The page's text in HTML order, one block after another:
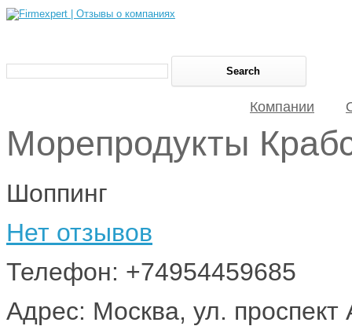
Компании
Морепродукты
Шоппинг
Нет отзывов
Телефон: +74954459685
Адрес: Москва, ул. проспект